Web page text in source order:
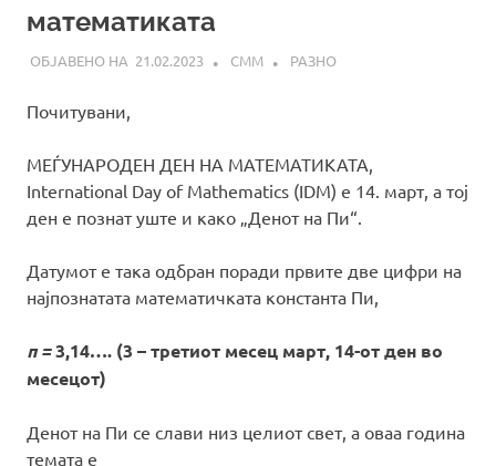
математиката
21.02.2023 СММ РАЗНО
Почитувани,
МЕЃУНАРОДЕН ДЕН НА МАТЕМАТИКАТА,
International Day of Mathematics (IDM) е 14. март, а тој
ден е познат уште и како „Денот на Пи“.
Датумот е така одбран поради првите две цифри на
најпознатата математичката константа Пи,
π =3,14…. (3 – третиот месец март, 14-от ден во
месецот)
Денот на Пи се слави низ целиот свет, а оваа година
темата е